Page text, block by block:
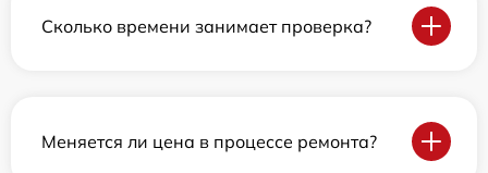
Сколько времени занимает проверка?
Меняется ли цена в процессе ремонта?